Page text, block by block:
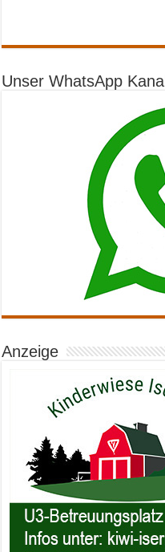
Unser WhatsApp Kanal
Anzeige